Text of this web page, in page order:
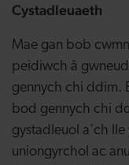
Cystadleuaeth
Mae gan bob
peidiwch â
gennych chi ddim.
bod gennych chi
gystadleuol a'ch
uniongyrchol ac